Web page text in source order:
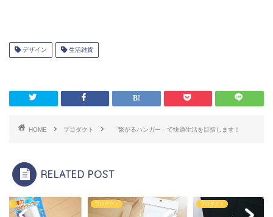
デザイン 生活雑貨
HOME プロダクト 「繋がるハンガー」で快適生活を目指します！
RELATED POST
クト プロダクト プロダクト